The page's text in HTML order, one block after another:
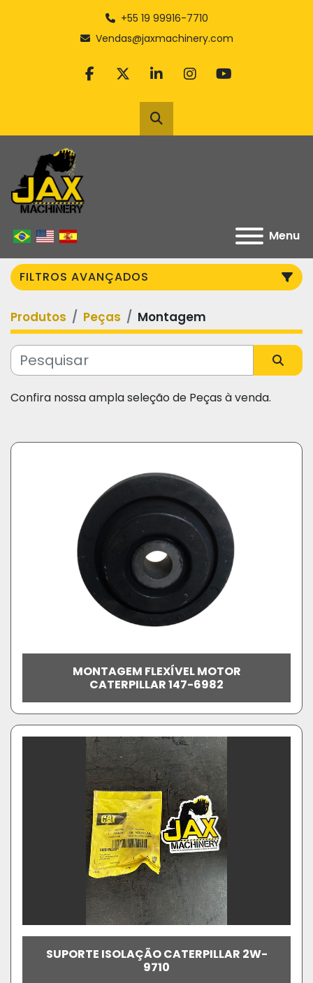
+55 19 99916-7710
Vendas@jaxmachinery.com
facebook
twitterlinkedininstagram
youtube
Pesquisar
Menu
FILTROS AVANÇADOS
Categoria
Fabricante
Produtos Peças Montagem
Confira nossa ampla seleção de Peças à venda.
MONTAGEM FLEXÍVEL MOTOR
CATERPILLAR 147-6982
SUPORTE ISOLAÇÃO CATERPILLAR 2W-
9710